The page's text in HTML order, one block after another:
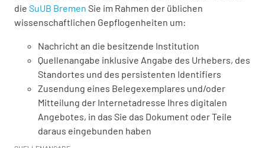
die SuUB Bremen Sie im Rahmen der üblichen
wissenschaftlichen Gepflogenheiten um:
Nachricht an die besitzende Institution
Quellenangabe inklusive Angabe des Urhebers, des
Standortes und des persistenten Identifiers
Zusendung eines Belegexemplares und/oder
Mitteilung der Internetadresse Ihres digitalen
Angebotes, in das Sie das Dokument oder Teile
daraus eingebunden haben